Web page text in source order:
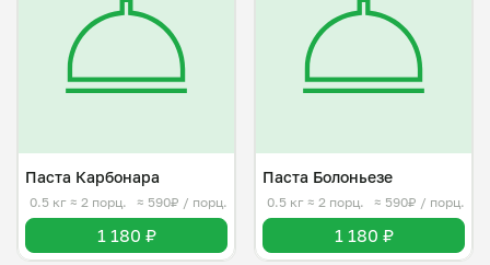
Паста Карбонара
0.5 кг ≈ 2 порц. ≈ 590₽ / порц.
1 180 ₽
Паста Болоньезе
0.5 кг ≈ 2 порц. ≈ 590₽ / порц.
1 180 ₽